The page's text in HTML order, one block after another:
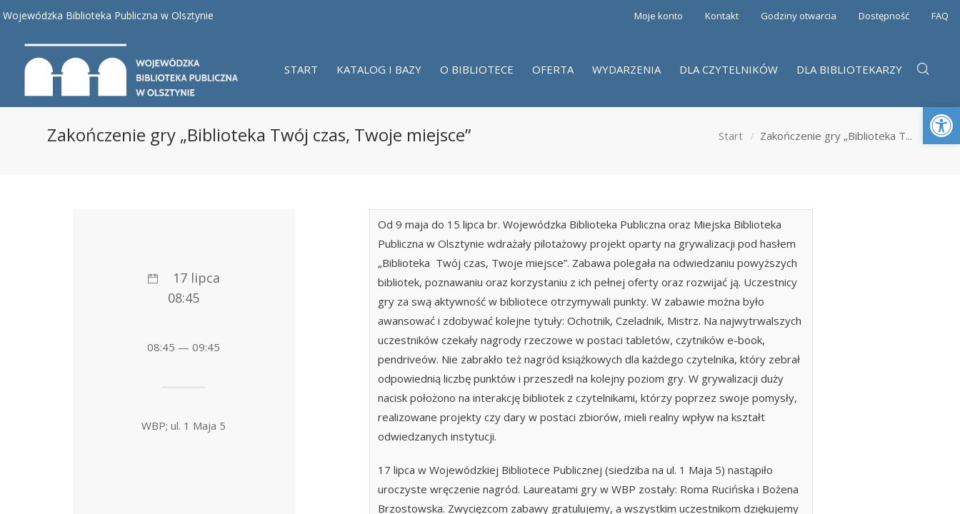
Wojewódzka Biblioteka Publiczna w Olsztynie Moje konto Kontakt Godziny otwarcia Dostępność FAQ
START KATALOG I BAZY O BIBLIOTECE OFERTA WYDARZENIA DLA CZYTELNIKÓW DLA BIBLIOTEKARZY
Zakończenie gry „Biblioteka Twój czas, Twoje miejsce” Start Zakończenie gry „Biblioteka T...
Od 9 maja do 15 lipca br. Wojewódzka Biblioteka Publiczna oraz Miejska Biblioteka
Publiczna w Olsztynie wdrażały pilotażowy projekt oparty na grywalizacji pod hasłem
„Biblioteka  Twój czas, Twoje miejsce”. Zabawa polegała na odwiedzaniu powyższych
bibliotek, poznawaniu oraz korzystaniu z ich pełnej oferty oraz rozwijać ją. Uczestnicy
gry za swą aktywność w bibliotece otrzymywali punkty. W zabawie można było
awansować i zdobywać kolejne tytuły: Ochotnik, Czeladnik, Mistrz. Na najwytrwalszych
uczestników czekały nagrody rzeczowe w postaci tabletów, czytników e-book,
pendriveów. Nie zabrakło też nagród książkowych dla każdego czytelnika, który zebrał
odpowiednią liczbę punktów i przeszedł na kolejny poziom gry. W grywalizacji duży
nacisk położono na interakcję bibliotek z czytelnikami, którzy poprzez swoje pomysły,
realizowane projekty czy dary w postaci zbiorów, mieli realny wpływ na kształt
odwiedzanych instytucji.
17 lipca w Wojewódzkiej Bibliotece Publicznej (siedziba na ul. 1 Maja 5) nastąpiło
uroczyste wręczenie nagród. Laureatami gry w WBP zostały: Roma Rucińska i Bożena
Brzostowska. Zwycięzcom zabawy gratulujemy, a wszystkim uczestnikom dziękujemy
17 lipca
08:45
08:45 — 09:45
WBP; ul. 1 Maja 5